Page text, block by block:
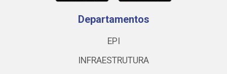
Departamentos
EPI
INFRAESTRUTURA